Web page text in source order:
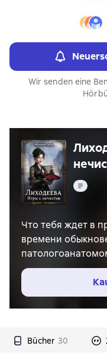
Wir senden eine
Text
Что тебя ждет в
времени
подкинет таких
даже не мечтала.
на них? Ну,
дружбу? Очень
некоторые люди -
Bücher 30